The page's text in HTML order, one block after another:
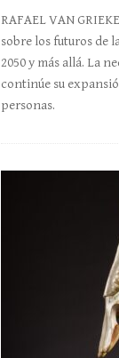
RAFAEL VAN
sobre los futuros de
2050 y más allá. La
continúe su
personas.